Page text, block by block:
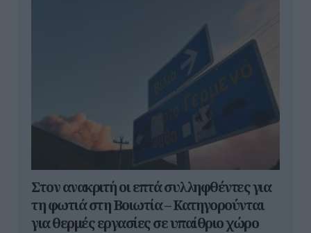
Στον ανακριτή οι επτά συλληφθέντες για
τη φωτιά στη Βοιωτία – Κατηγορούνται
για θερμές εργασίες σε υπαίθριο χώρο